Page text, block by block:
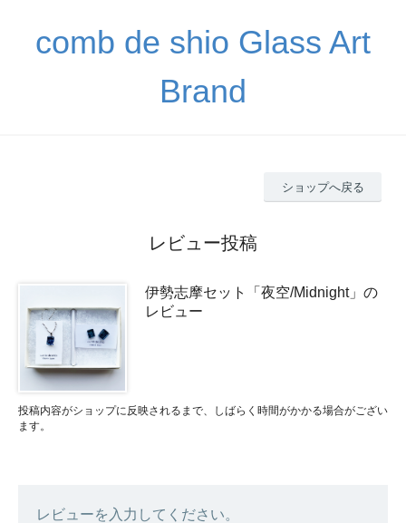
comb de shio Glass Art
Brand
ショップへ戻る
レビュー投稿
伊勢志摩セット「夜空/Midnight」の
レビュー
投稿内容がショップに反映されるまで、しばらく時間がかかる場合がござい
ます。
レビューを入力してください。